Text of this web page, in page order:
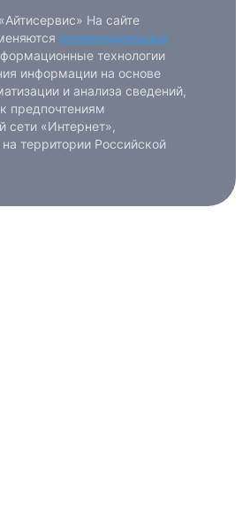
На сайте
рекомендательные
технологии
информации на основе
и анализа сведений,
предпочтениям
сети «Интернет»,
территории Российской